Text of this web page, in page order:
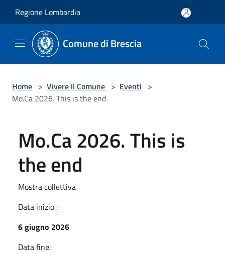
Regione Lombardia
Comune di Brescia
Home > Vivere il Comune > Eventi >
Mo.Ca 2026. This is the end
Mo.Ca 2026. This is
the end
Mostra collettiva
Data inizio :
6 giugno 2026
Data fine: